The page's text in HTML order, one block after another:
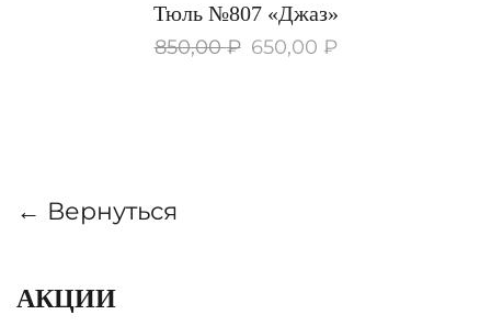
Тюль №807 «Джаз»
850,00₽ 650,00 ₽
← Вернуться
АКЦИИ